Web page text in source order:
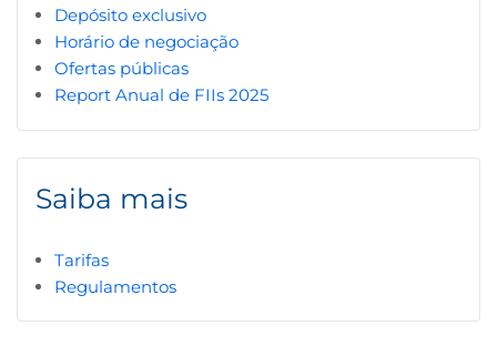
Depósito exclusivo
Horário de negociação
Ofertas públicas
Report Anual de FIIs 2025
Saiba mais
Tarifas
Regulamentos